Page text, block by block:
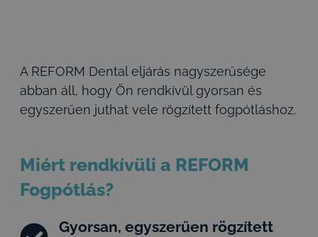
A REFORM Dental eljárás nagyszerűsége
abban áll, hogy Ön rendkívül gyorsan és
egyszerűen juthat vele rögzített fogpótláshoz.
Miért rendkívüli a REFORM
Fogpótlás?
Gyorsan, egyszerűen rögzített